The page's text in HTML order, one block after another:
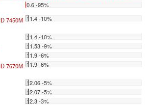
0.6 -95%
7450M 11.4 -10%
11.4 -10%
11.53 -9%
11.9 -6%
7670M 11.9 -6%
12.06 -5%
12.07 -5%
12.3 -3%